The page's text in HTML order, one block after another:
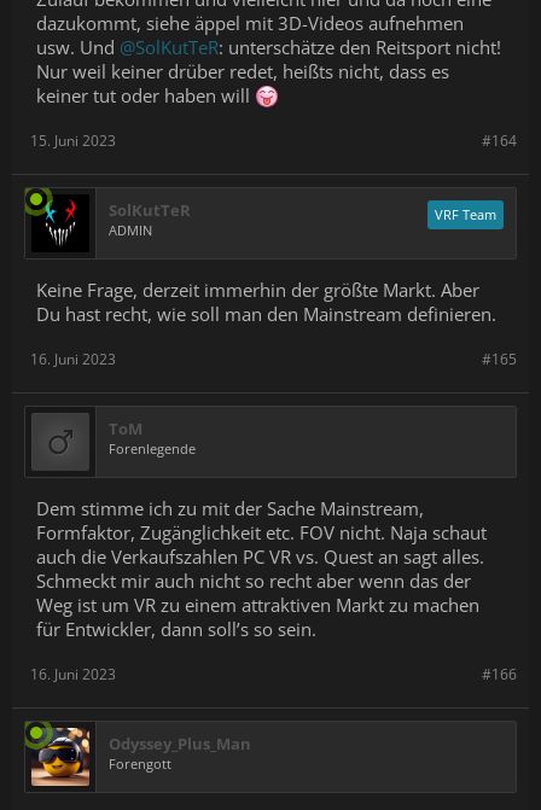
dazukommt, siehe äppel mit 3D-Videos aufnehmen
usw. Und @SolKutTeR: unterschätze den Reitsport nicht!
Nur weil keiner drüber redet, heißts nicht, dass es
keiner tut oder haben will
#164
15. Juni 2023
SolKutTeR
ADMIN
VRF Team
Keine Frage, derzeit immerhin der größte Markt. Aber
Du hast recht, wie soll man den Mainstream definieren.
#165
16. Juni 2023
ToM
Forenlegende
Dem stimme ich zu mit der Sache Mainstream,
Formfaktor, Zugänglichkeit etc. FOV nicht. Naja schaut
auch die Verkaufszahlen PC VR vs. Quest an sagt alles.
Schmeckt mir auch nicht so recht aber wenn das der
Weg ist um VR zu einem attraktiven Markt zu machen
für Entwickler, dann soll’s so sein.
#166
16. Juni 2023
Odyssey_Plus_Man
Forengott